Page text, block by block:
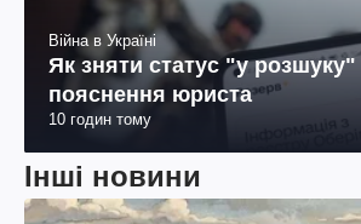
Війна в Україні
Як зняти статус "у
пояснення юриста
10 годин тому
Інші новини